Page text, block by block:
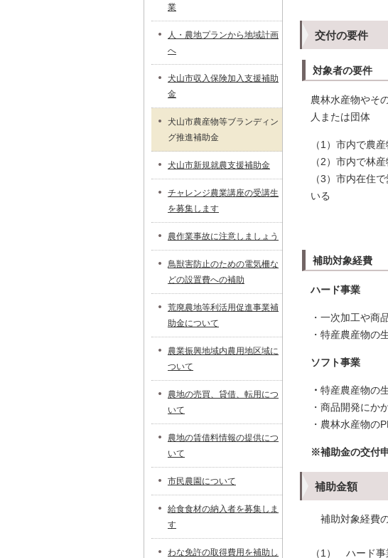
交付の要件
対象者の要件
農林水産物やそ
人または団体
（1）市内で農
（2）市内で林
（3）市内在住
いる
補助対象経費
ハード事業
・一次加工や商
・特産農産物の
ソフト事業
・ 特産農産物の
・商品開発にか
・農林水産物の
※補助金の交付
補助金額
補助対象経費
（1） ハード事
業
人・農地プランから地域計画
へ
犬山市収入保険加入支援補助
金
犬山市農産物等ブランディン
グ推進補助金
犬山市新規就農支援補助金
チャレンジ農業講座の受講生
を募集します
農作業事故に注意しましょう
鳥獣害防止のための電気柵な
どの設置費への補助
荒廃農地等利活用促進事業補
助金について
農業振興地域内農用地区域に
ついて
農地の売買、貸借、転用につ
いて
農地の賃借料情報の提供につ
いて
市民農園について
給食食材の納入者を募集しま
す
わな免許の取得費用を補助し